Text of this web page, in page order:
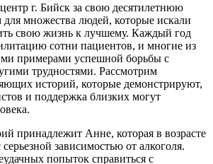
г. Бийск за свою десятилетнюю
множества людей, которые искали
свою жизнь к лучшему. Каждый год
сотни пациентов, и многие из
примерами успешной борьбы с
трудностями. Рассмотрим
историй, которые демонстрируют,
и поддержка близких могут
принадлежит Анне, которая в возрасте
серьезной зависимостью от алкоголя.
попыток справиться с